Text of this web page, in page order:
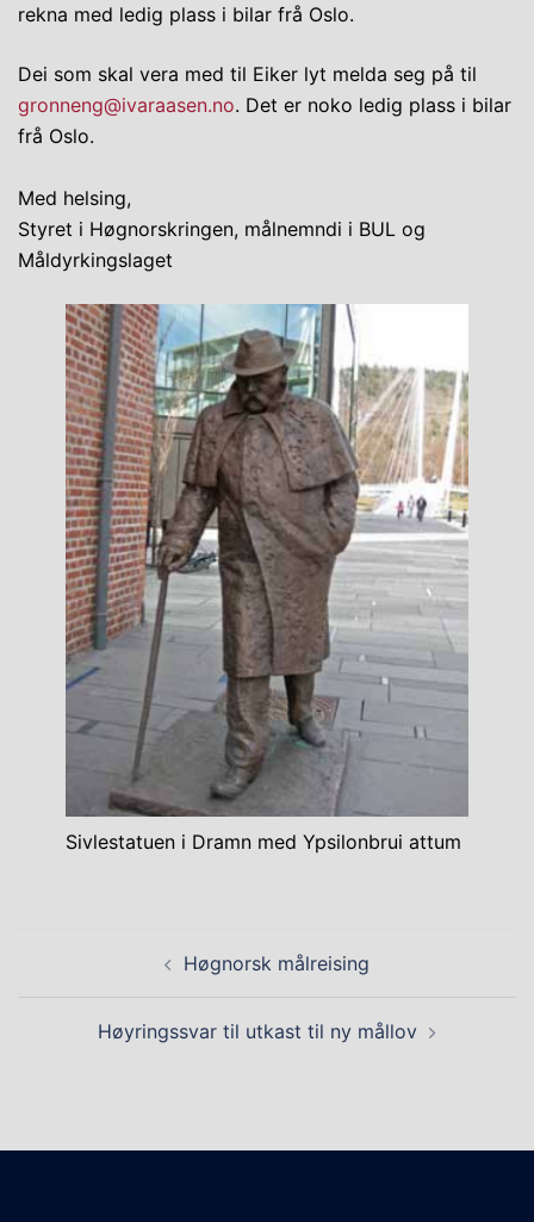
rekna med ledig plass i bilar frå Oslo.
Dei som skal vera med til Eiker lyt melda seg på til
gronneng@ivaraasen.no. Det er noko ledig plass i bilar
frå Oslo.
Med helsing,
Styret i Høgnorskringen, målnemndi i BUL og
Måldyrkingslaget
Sivlestatuen i Dramn med Ypsilonbrui attum
Høgnorsk målreising
Høyringssvar til utkast til ny mållov